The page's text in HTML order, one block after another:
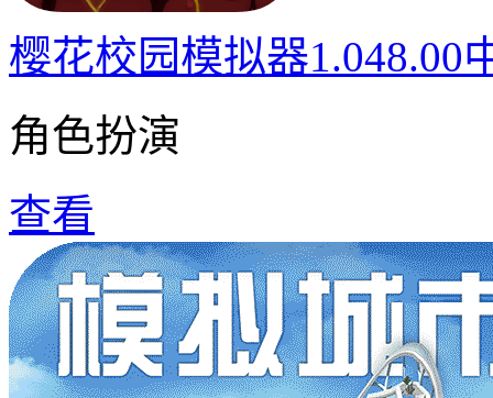
樱花校园模拟器1.048.00
角色扮演
查看